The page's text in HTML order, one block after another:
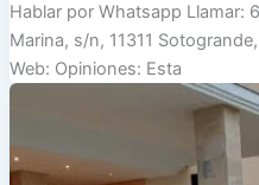
Hablar por Whatsapp Llamar:
Marina, s/n, 11311
Web: Opiniones: Esta